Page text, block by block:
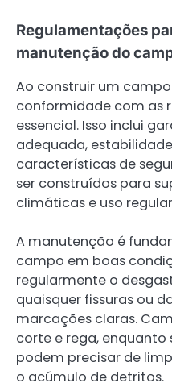
Regulamentações
manutenção do
Ao construir um
conformidade com as
essencial. Isso inclui
adequada,
características de
ser construídos para
climáticas e uso
A manutenção é
campo em boas
regularmente o
quaisquer fissuras ou
marcações claras.
corte e rega,
podem precisar de
o acúmulo de detritos.